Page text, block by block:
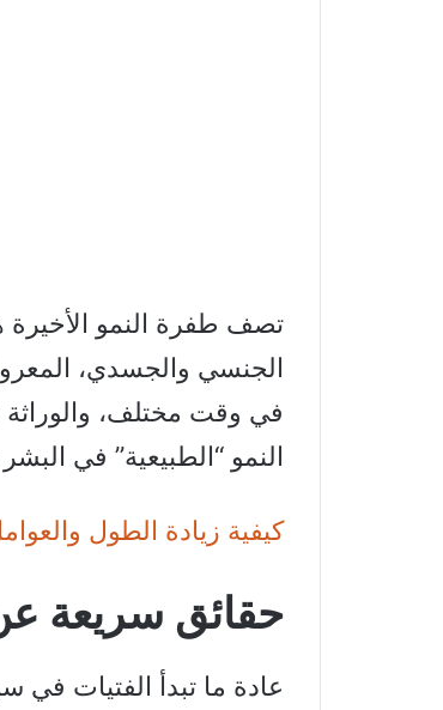
تصف طفرة النمو الأخيرة
الجنسي والجسدي،
في وقت مختلف، والوراثة
النمو “الطبيعية” في
كيفية زيادة الطول
حقائق سريعة
عادة ما تبدأ الفتيات في